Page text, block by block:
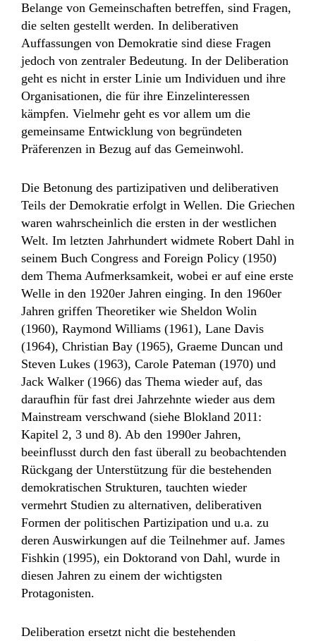
Belange von Gemeinschaften betreffen, sind Fragen,
die selten gestellt werden. In deliberativen
Auffassungen von Demokratie sind diese Fragen
jedoch von zentraler Bedeutung. In der Deliberation
geht es nicht in erster Linie um Individuen und ihre
Organisationen, die für ihre Einzelinteressen
kämpfen. Vielmehr geht es vor allem um die
gemeinsame Entwicklung von begründeten
Präferenzen in Bezug auf das Gemeinwohl.
Die Betonung des partizipativen und deliberativen
Teils der Demokratie erfolgt in Wellen. Die Griechen
waren wahrscheinlich die ersten in der westlichen
Welt. Im letzten Jahrhundert widmete Robert Dahl in
seinem Buch Congress and Foreign Policy (1950)
dem Thema Aufmerksamkeit, wobei er auf eine erste
Welle in den 1920er Jahren einging. In den 1960er
Jahren griffen Theoretiker wie Sheldon Wolin
(1960), Raymond Williams (1961), Lane Davis
(1964), Christian Bay (1965), Graeme Duncan und
Steven Lukes (1963), Carole Pateman (1970) und
Jack Walker (1966) das Thema wieder auf, das
daraufhin für fast drei Jahrzehnte wieder aus dem
Mainstream verschwand (siehe Blokland 2011:
Kapitel 2, 3 und 8). Ab den 1990er Jahren,
beeinflusst durch den fast überall zu beobachtenden
Rückgang der Unterstützung für die bestehenden
demokratischen Strukturen, tauchten wieder
vermehrt Studien zu alternativen, deliberativen
Formen der politischen Partizipation und u.a. zu
deren Auswirkungen auf die Teilnehmer auf. James
Fishkin (1995), ein Doktorand von Dahl, wurde in
diesen Jahren zu einem der wichtigsten
Protagonisten.
Deliberation ersetzt nicht die bestehenden